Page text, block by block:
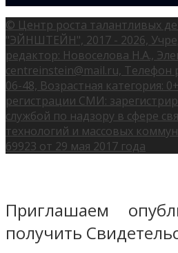
© Центр роста талантливых
"ЭЙНШТЕЙН", 2017 - 2026,
редактор: Новоселова Н.А.,
centreinstein@mail.ru, Телефон
06-48, Возрастная категория:
регистрации СМИ:
службой по надзору в сфере
технологий и массовых
69923 от 29 мая 2017 года
Приглашаем
получить